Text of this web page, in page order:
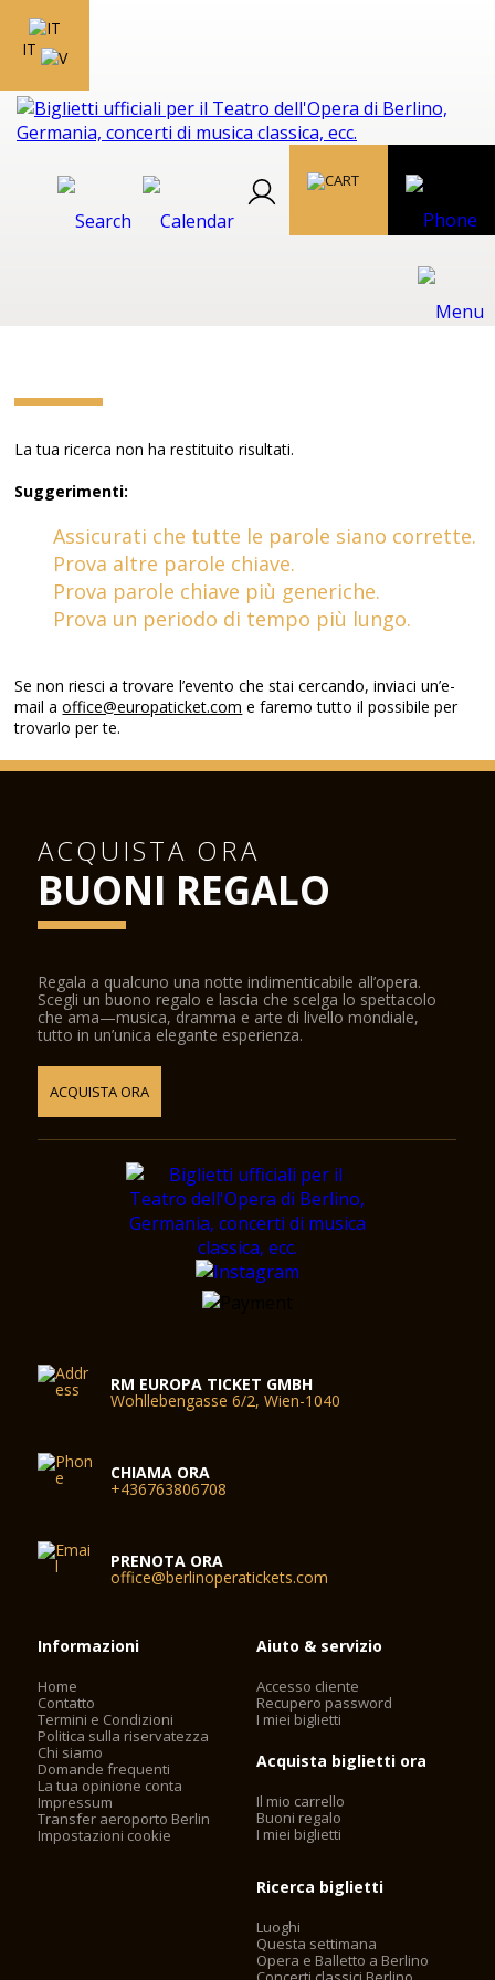
IT
La tua ricerca non ha restituito risultati.
Suggerimenti:
Assicurati che tutte le parole siano corrette.
Prova altre parole chiave.
Prova parole chiave più generiche.
Prova un periodo di tempo più lungo.
Se non riesci a trovare l’evento che stai cercando, inviaci un’e-
mail aoffice@europaticket.com e faremo tutto il possibile per
trovarlo per te.
ACQUISTA ORA
BUONI REGALO
Regala a qualcuno una notte indimenticabile all’opera.
Scegli un buono regalo e lascia che scelga lo spettacolo
che ama—musica, dramma e arte di livello mondiale,
tutto in un’unica elegante esperienza.
ACQUISTA ORA
RM EUROPA TICKET GMBH
Wohllebengasse 6/2, Wien-1040
CHIAMA ORA
+436763806708
PRENOTA ORA
office@berlinoperatickets.com
Informazioni
Home
Contatto
Termini e Condizioni
Politica sulla riservatezza
Chi siamo
Domande frequenti
La tua opinione conta
Impressum
Transfer aeroporto Berlin
Impostazioni cookie
Aiuto & servizio
Accesso cliente
Recupero password
I miei biglietti
Acquista biglietti ora
Il mio carrello
Buoni regalo
I miei biglietti
Ricerca biglietti
Luoghi
Questa settimana
Opera e Balletto a Berlino